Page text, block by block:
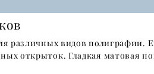
различных видов
открыток. Гладкая матовая